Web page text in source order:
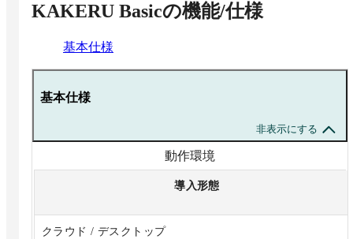
KAKERU Basicの機能/仕様
基本仕様
基本仕様
非表示にする
動作環境
導入形態
クラウド / デスクトップ